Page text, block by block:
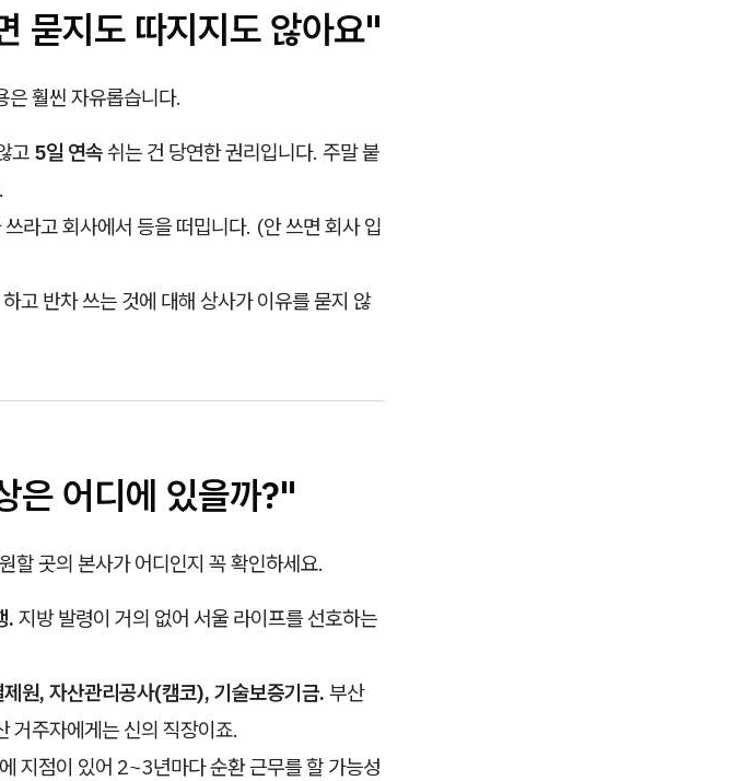
묻지도 따지지도 않아요"
은 훨씬 자유롭습니다.
고 5일 연속쉬는 건 당연한 권리입니다. 주말 붙
라고 회사에서 등을 떠밉니다. (안 쓰면 회사 입
고 반차 쓰는 것에 대해 상사가 이유를 묻지 않
은 어디에 있을까?"
할 곳의 본사가 어디인지 꼭 확인하세요.
. 지방 발령이 거의 없어 서울 라이프를 선호하는
원, 자산관리공사(캠코), 기술보증기금. 부산
거주자에게는 신의 직장이죠.
지점이 있어 2~3년마다 순환 근무를 할 가능성